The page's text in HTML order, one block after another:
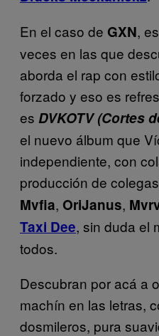
En el caso de GXN,
veces en las que
aborda el rap con
forzado y eso es
es DVKOTV (Cortes
el nuevo álbum que
independiente, con
producción de
Mvfia, OriJanus,
Taxi Dee, sin duda el
todos.
Descubran por acá a
machín en las letras,
dosmileros, pura